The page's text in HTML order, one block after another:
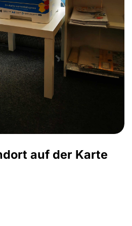
auf der Karte